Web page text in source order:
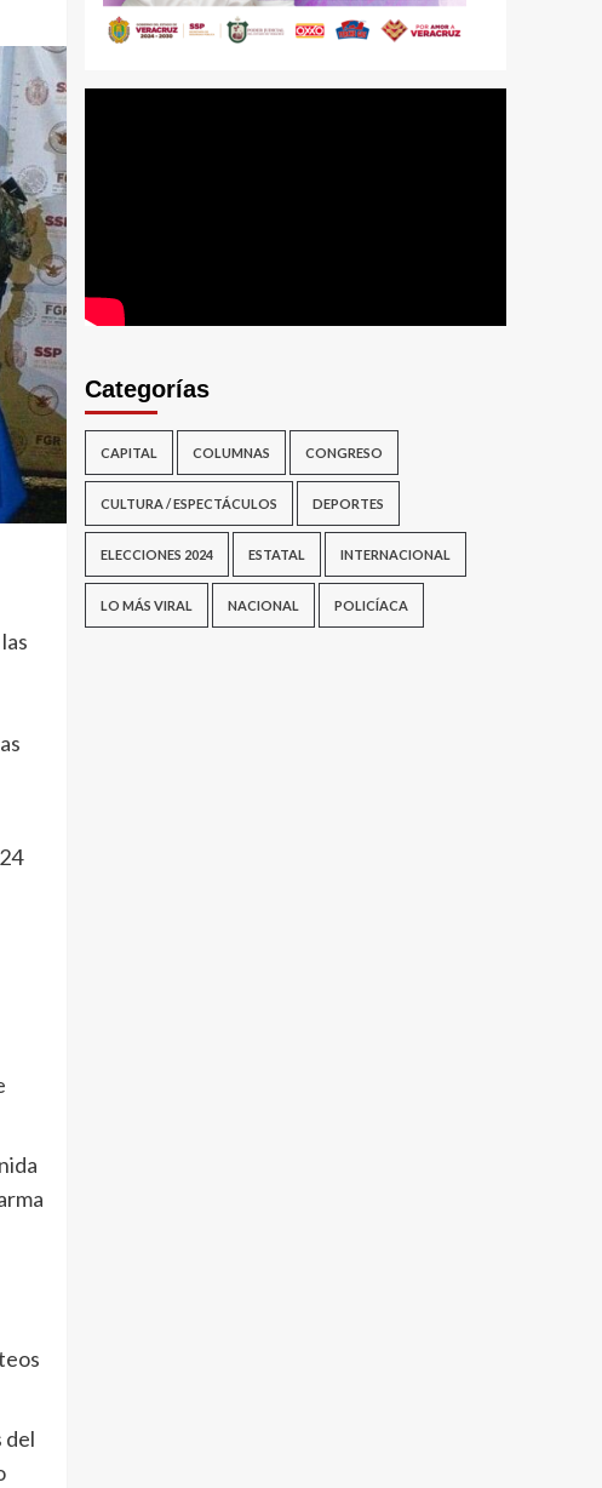
del
Categorías
CAPITAL COLUMNAS CONGRESO
CULTURA / ESPECTÁCULOS DEPORTES
ELECCIONES 2024 ESTATAL INTERNACIONAL
LO MÁS VIRAL NACIONAL POLICÍACA